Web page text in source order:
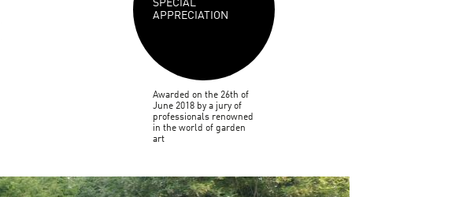
SPECIAL
APPRECIATION
Awarded on the 26th of
June 2018 by a jury of
professionals renowned
in the world of garden
art